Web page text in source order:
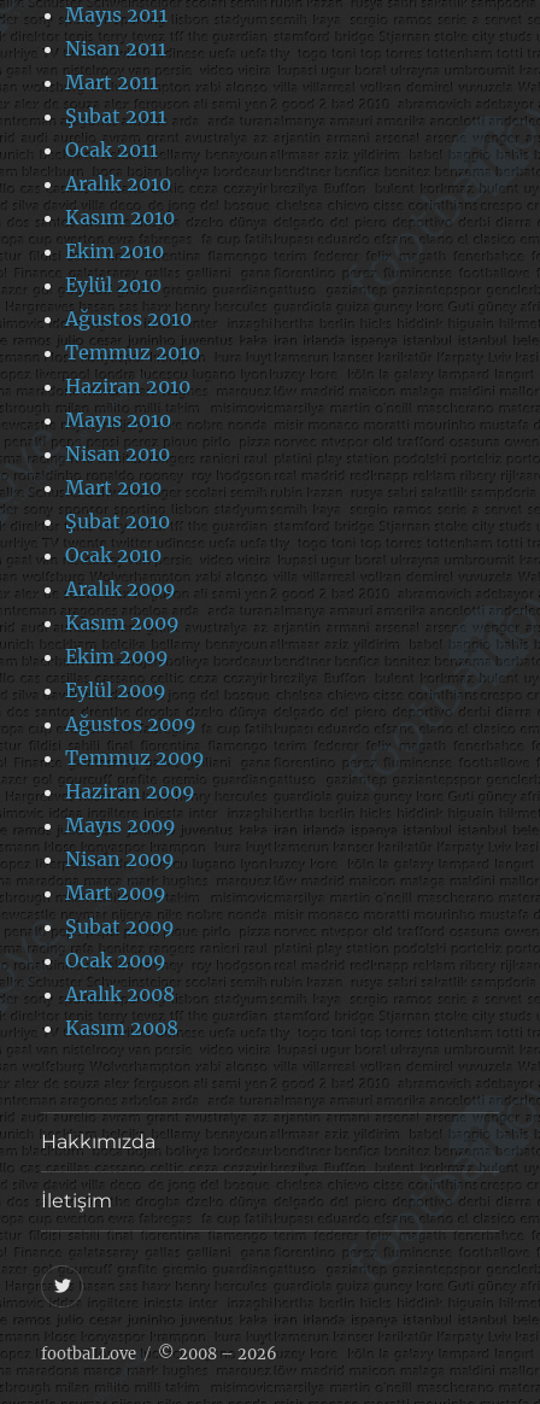
Mayıs 2011
Nisan 2011
Mart 2011
Şubat 2011
Ocak 2011
Aralık 2010
Kasım 2010
Ekim 2010
Eylül 2010
Ağustos 2010
Temmuz 2010
Haziran 2010
Mayıs 2010
Nisan 2010
Mart 2010
Şubat 2010
Ocak 2010
Aralık 2009
Kasım 2009
Ekim 2009
Eylül 2009
Ağustos 2009
Temmuz 2009
Haziran 2009
Mayıs 2009
Nisan 2009
Mart 2009
Şubat 2009
Ocak 2009
Aralık 2008
Kasım 2008
Hakkımızda
İletişim
@footballove
footbaLLove © 2008 – 2026